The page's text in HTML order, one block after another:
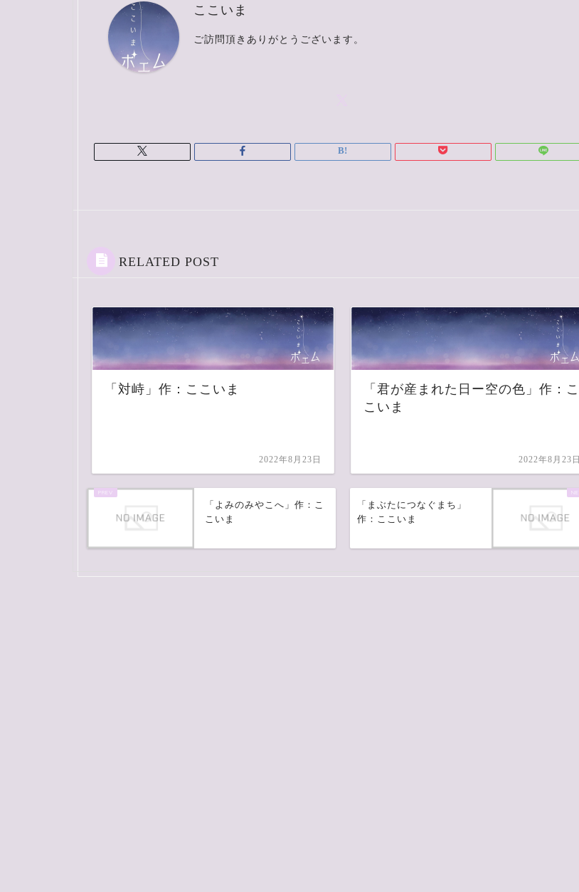
ここいま
ご訪問頂きありがとうございます。
RELATED POST
「対峙」作：ここいま
2022年8月23日
「君が産まれた日ー空の色」作：こ
こいま
2022年8月23日
「よみのみやこへ」作：こ
こいま
「まぶたにつなぐまち」
作：ここいま